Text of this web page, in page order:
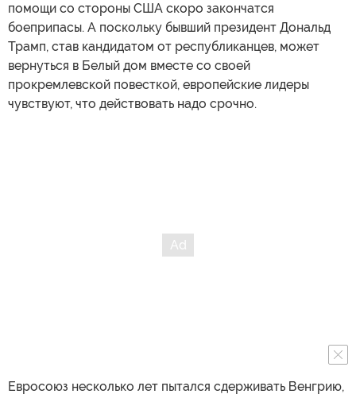
помощи со стороны США скоро закончатся
боеприпасы. А поскольку бывший президент Дональд
Трамп, став кандидатом от республиканцев, может
вернуться в Белый дом вместе со своей
прокремлевской повесткой, европейские лидеры
чувствуют, что действовать надо срочно.
Евросоюз несколько лет пытался сдерживать Венгрию,